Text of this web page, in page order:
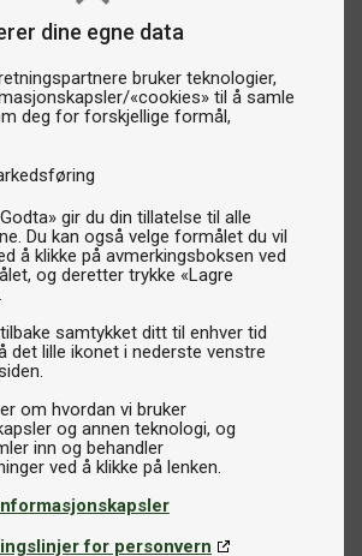
dine egne data
bruker teknologier,
«cookies» til å samle
deg for forskjellige formål,
gir du din tillatelse til alle
Du kan også velge formålet du vil
å klikke på avmerkingsboksen ved
og deretter trykke «Lagre
samtykket ditt til enhver tid
det lille ikonet i nederste venstre
om hvordan vi bruker
og annen teknologi, og
inn og behandler
for personvern